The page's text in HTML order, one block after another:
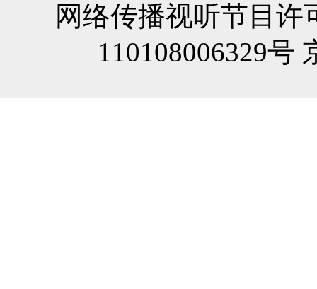
网络传播视听节目许
110108006329号